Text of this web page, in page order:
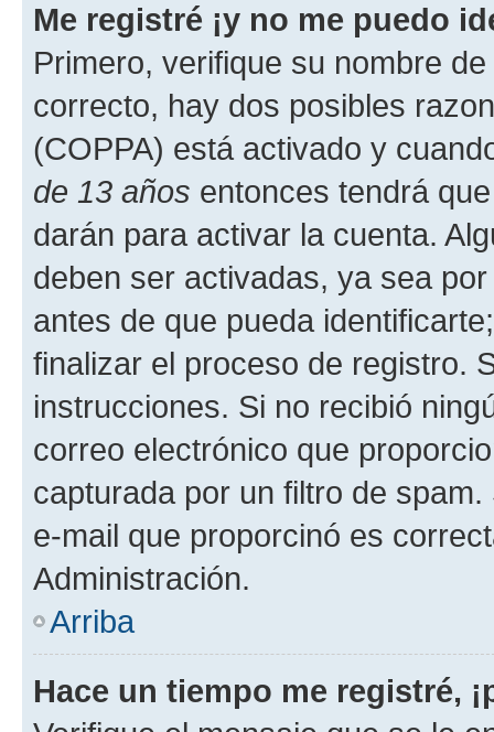
Me registré ¡y no me puedo
Primero, verifique su nombre
correcto, hay dos posibles
(COPPA) está activado y
de 13 años entonces tendrá
darán para activar la cuenta.
deben ser activadas, ya sea
antes de que pueda
finalizar el proceso de registro.
instrucciones. Si no recibió
correo electrónico que
capturada por un filtro de
e-mail que proporcinó es
Administración.
Arriba
Hace un tiempo me registré,